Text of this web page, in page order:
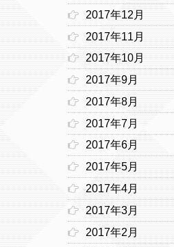
2017年12月
2017年11月
2017年10月
2017年9月
2017年8月
2017年7月
2017年6月
2017年5月
2017年4月
2017年3月
2017年2月